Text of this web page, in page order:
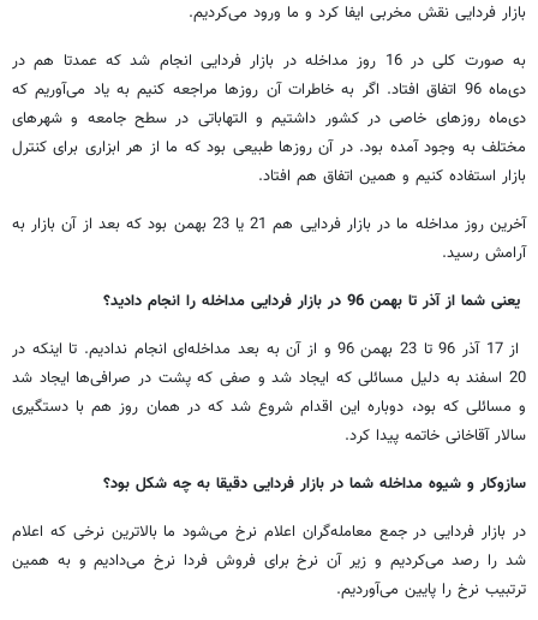
بازار فردایی نقش مخربی ایفا کرد و ما ورود می‌کردیم.
به صورت کلی در 16 روز مداخله در بازار فردایی انجام شد که عمدتا هم در
دی‌ماه 96 اتفاق افتاد. اگر به خاطرات آن روزها مراجعه کنیم به یاد می‌آوریم که
دی‌ماه روزهای خاصی در کشور داشتیم و التهاباتی در سطح جامعه و شهرهای
مختلف به وجود آمده بود. در آن روزها طبیعی بود که ما از هر ابزاری برای کنترل
بازار استفاده کنیم و همین اتفاق هم افتاد.
آخرین روز مداخله ما در بازار فردایی هم 21 یا 23 بهمن بود که بعد از آن بازار به
آرامش رسید.
یعنی شما از آذر تا بهمن 96 در بازار فردایی مداخله را انجام دادید؟
از 17 آذر 96 تا 23 بهمن 96 و از آن به بعد مداخله‌ای انجام ندادیم. تا اینکه در
20 اسفند به دلیل مسائلی که ایجاد شد و صفی که پشت در صرافی‌ها ایجاد شد
و مسائلی که بود، دوباره این اقدام شروع شد که در همان روز هم با دستگیری
سالار آقاخانی خاتمه پیدا کرد.
سازوکار و شیوه مداخله شما در بازار فردایی دقیقا به چه شکل بود؟
در بازار فردایی در جمع معامله‌گران اعلام نرخ می‌شود ما بالاترین نرخی که اعلام
شد را رصد می‌کردیم و زیر آن نرخ برای فروش فردا نرخ می‌دادیم و به همین
ترتبیب نرخ را پایین می‌آوردیم.